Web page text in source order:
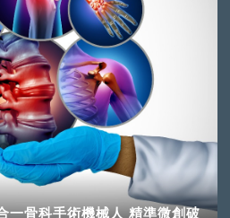
一骨科手術機械人 精準微創破